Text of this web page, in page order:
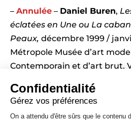
Confidentialité
Gérez vos préférences
On a attendu d'être sûrs que le contenu
– Annulée – Daniel Buren,
éclatées en Une ou La
Peaux, décembre 1999 /
Métropole Musée d’art
Contemporain et d’art brut,